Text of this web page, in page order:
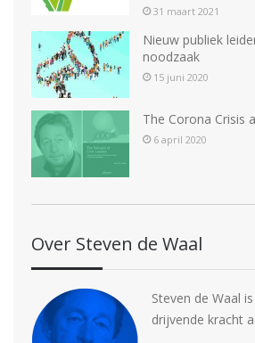
31 maart 2021
Nieuw publiek
noodzaak
15 juni 2020
The Corona Crisis
6 april 2020
Over Steven de Waal
Steven de Waal
drijvende kracht